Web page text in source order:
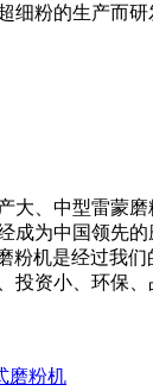
细粉的生产而
大、中型雷蒙
成为中国领先
粉机是经过我
投资小、环保、